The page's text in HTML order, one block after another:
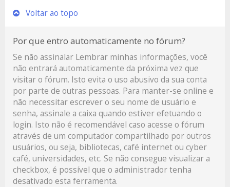
Voltar ao topo
Por que entro automaticamente no fórum?
Se não assinalar Lembrar minhas informações, você
não entrará automaticamente da próxima vez que
visitar o fórum. Isto evita o uso abusivo da sua conta
por parte de outras pessoas. Para manter-se online e
não necessitar escrever o seu nome de usuário e
senha, assinale a caixa quando estiver efetuando o
login. Isto não é recomendável caso acesse o fórum
através de um computador compartilhado por outros
usuários, ou seja, bibliotecas, café internet ou cyber
café, universidades, etc. Se não consegue visualizar a
checkbox, é possível que o administrador tenha
desativado esta ferramenta.